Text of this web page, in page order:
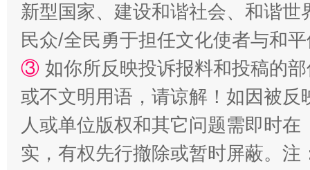
扯下公款旅游的“隐身衣” 如何以
新型国家、建设和谐社会、和谐
民众/全民勇于担任文化使者与和
③ 如你所反映投诉报料和投稿的
或不文明用语，请谅解！如因被
人或单位版权和其它问题需即时在
实，有权先行撤除或暂时屏蔽。